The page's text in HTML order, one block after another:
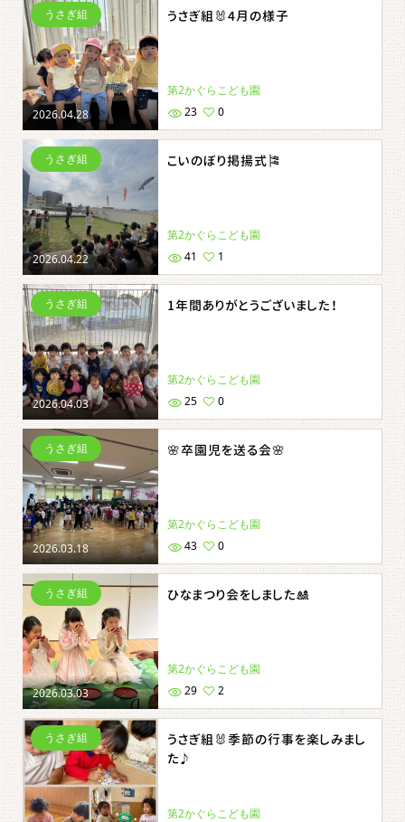
2026.04.28
うさぎ組 うさぎ組🐰4月の様子
第2かぐらこども園
23
0
2026.04.22
うさぎ組 こいのぼり掲揚式🎏
第2かぐらこども園
41
1
2026.04.03
うさぎ組 1年間ありがとうございました！
第2かぐらこども園
25
0
2026.03.18
うさぎ組 🌸卒園児を送る会🌸
第2かぐらこども園
43
0
2026.03.03
うさぎ組 ひなまつり会をしました🎎
第2かぐらこども園
29
2
うさぎ組
うさぎ組🐰季節の行事を楽しみまし
た♪
第2かぐらこども園